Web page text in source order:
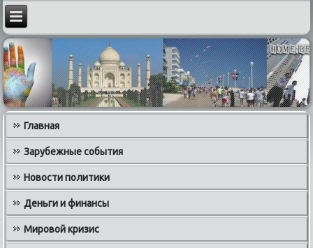
Главная
Зарубежные события
Новости политики
Деньги и финансы
Мировой кризис